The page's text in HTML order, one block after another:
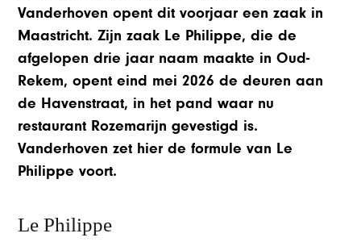
Vanderhoven opent dit voorjaar een zaak in
Maastricht. Zijn zaak Le Philippe, die de
afgelopen drie jaar naam maakte in Oud-
Rekem, opent eind mei 2026 de deuren aan
de Havenstraat, in het pand waar nu
restaurant Rozemarijn gevestigd is.
Vanderhoven zet hier de formule van Le
Philippe voort.
Le Philippe